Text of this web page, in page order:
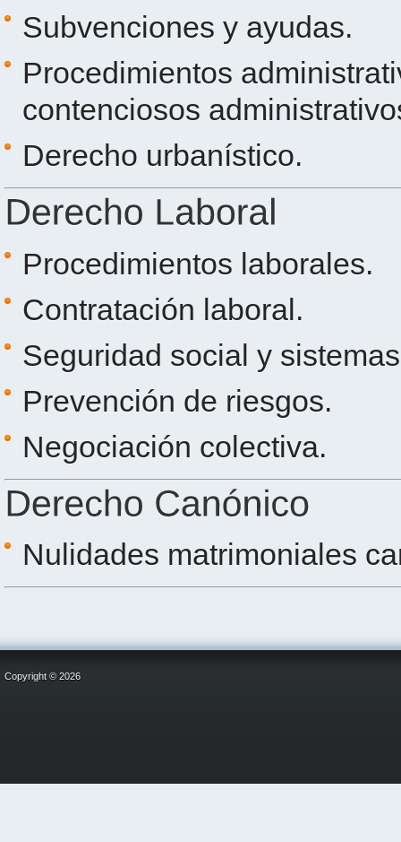
Subvenciones y ayudas.
Procedimientos
contenciosos
Derecho urbanístico.
Procedimientos laborales.
Contratación laboral.
Seguridad social y
Prevención de riesgos.
Negociación colectiva.
Nulidades matrimoniales
Copyright © 2026